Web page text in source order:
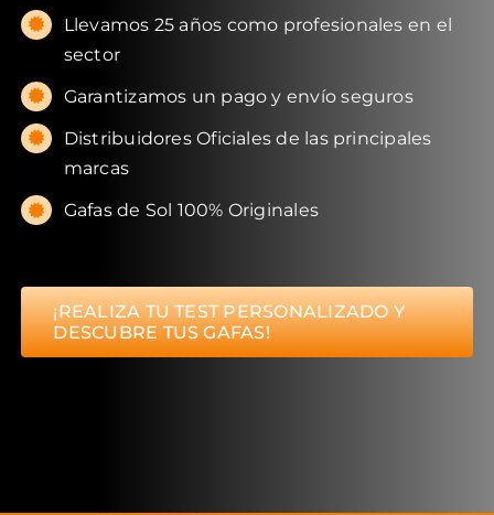
Llevamos 25 años como profesionales en el
sector
Garantizamos un pago y envío seguros
Distribuidores Oficiales de las principales
marcas
Gafas de Sol 100% Originales
¡REALIZA TU TEST PERSONALIZADO Y
DESCUBRE TUS GAFAS!